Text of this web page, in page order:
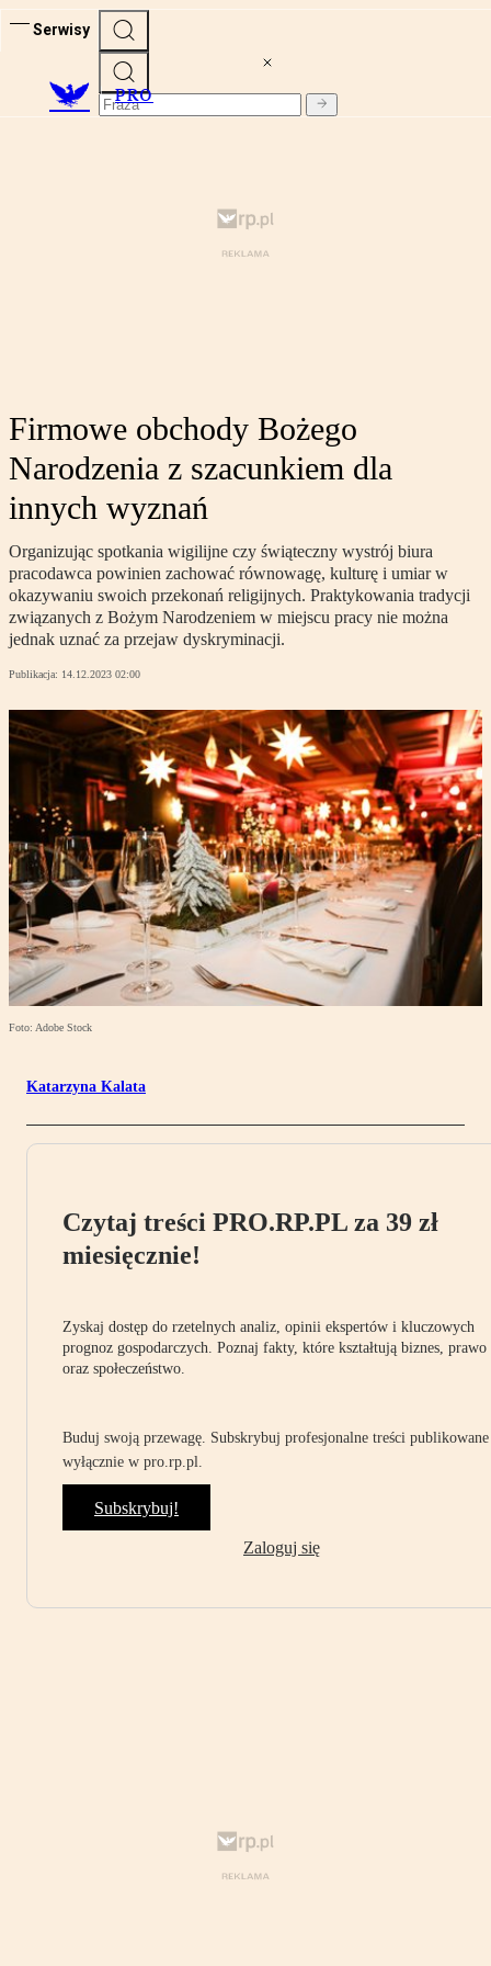
Serwisy
PRO
Firmowe obchody Bożego
Narodzenia z szacunkiem dla
innych wyznań
Organizując spotkania wigilijne czy świąteczny wystrój biura
pracodawca powinien zachować równowagę, kulturę i umiar w
okazywaniu swoich przekonań religijnych. Praktykowania tradycji
związanych z Bożym Narodzeniem w miejscu pracy nie można
jednak uznać za przejaw dyskryminacji.
Publikacja: 14.12.2023 02:00
Foto: Adobe Stock
Katarzyna Kalata
Czytaj treści PRO.RP.PL za 39 zł
miesięcznie!
Zyskaj dostęp do rzetelnych analiz, opinii ekspertów i kluczowych
prognoz gospodarczych. Poznaj fakty, które kształtują biznes, prawo
oraz społeczeństwo.
Buduj swoją przewagę. Subskrybuj profesjonalne treści publikowane
wyłącznie w pro.rp.pl.
Subskrybuj!
Zaloguj się